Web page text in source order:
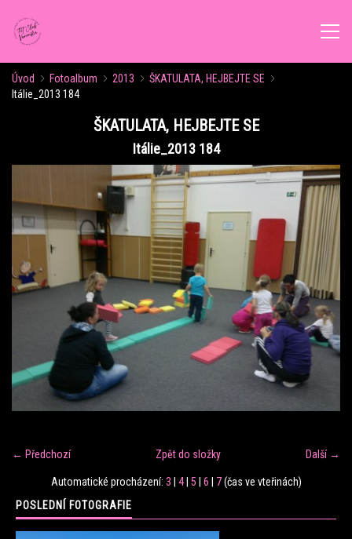
ÚVOD
ROZVRH CVIČENÍ
KALENDÁŘ AKCÍ
FORMY CVIČENÍ
VÝŽIVOVÉ PORADENSTVÍ
FITNESS TRÉNINK
FIT CLUB VERONIKA
Úvod Fotoalbum 2013
ŠKATULATA, HEJBEJTE SE
Itálie_2013 184
ŠKATULATA, HEJBEJTE SE
Itálie_2013 184
← Předchozí Další →
Zpět do složky
Automatické procházení: 3 | 4| 5 | 6 | 7(čas ve vteřinách)
POSLEDNÍ FOTOGRAFIE